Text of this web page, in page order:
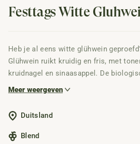
Festtags Witte
Heb je al eenswitte glühwein
Glühwein ruikt kruidig en fris, met
kruidnagel en sinaasappel. De
zacht fruit en een vleugje citrus toe.
bij koude dagen.
Meer weergeven
Duitsland
Blend